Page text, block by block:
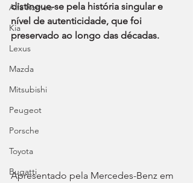
Alfa Romeo
Kia
Lexus
Mazda
Mitsubishi
Peugeot
Porsche
Toyota
Bugatti
distingue-se pela história singular e
nível de autenticidade, que foi
preservado ao longo das décadas.
Apresentado pela Mercedes-Benz em